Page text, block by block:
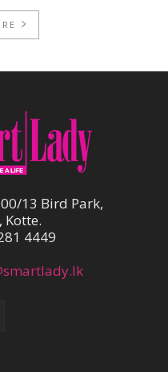
13 Bird Park,
Kotte.
4449